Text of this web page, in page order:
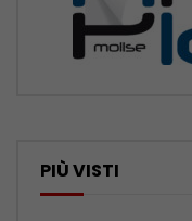
PIÙ VISTI